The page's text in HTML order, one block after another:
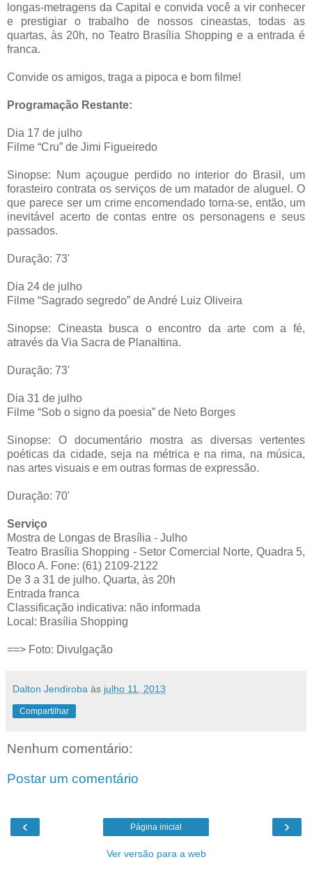
longas-metragens da Capital e convida você a vir conhecer
e prestigiar o trabalho de nossos cineastas, todas as
quartas, às 20h, no Teatro Brasília Shopping e a entrada é
franca.
Convide os amigos, traga a pipoca e bom filme!
Programação Restante:
Dia 17 de julho
Filme “Cru” de Jimi Figueiredo
Sinopse: Num açougue perdido no interior do Brasil, um
forasteiro contrata os serviços de um matador de aluguel. O
que parece ser um crime encomendado torna-se, então, um
inevitável acerto de contas entre os personagens e seus
passados.
Duração: 73'
Dia 24 de julho
Filme “Sagrado segredo” de André Luiz Oliveira
Sinopse: Cineasta busca o encontro da arte com a fé,
através da Via Sacra de Planaltina.
Duração: 73'
Dia 31 de julho
Filme “Sob o signo da poesia” de Neto Borges
Sinopse: O documentário mostra as diversas vertentes
poéticas da cidade, seja na métrica e na rima, na música,
nas artes visuais e em outras formas de expressão.
Duração: 70'
Serviço
Mostra de Longas de Brasília - Julho
Teatro Brasília Shopping - Setor Comercial Norte, Quadra 5,
Bloco A. Fone: (61) 2109-2122
De 3 a 31 de julho. Quarta, às 20h
Entrada franca
Classificação indicativa: não informada
Local: Brasília Shopping
==> Foto: Divulgação
Dalton Jendiroba às julho 11, 2013
Compartilhar
Nenhum comentário:
Postar um comentário
‹ ›
Página inicial
Ver versão para a web